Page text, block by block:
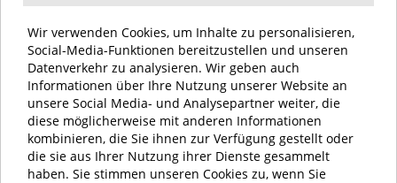
Dienstleistungssektor. Mit Hauptsitz in Japan und
über 70 Niederlassungen weltweit unterstützt die
Toshiba Tec Corporation Organisationen dabei,
neue Wege bei der Erstellung, Aufzeichnung,
Verteilung, Verwaltung und Verbreitung von
Informationen zu gehen.
Die Toshiba Tec Germany Imaging Systems
Wir verwenden Cookies, um Inhalte zu personalisieren,
Social-Media-Funktionen bereitzustellen und unseren
Datenverkehr zu analysieren. Wir geben auch
Informationen über Ihre Nutzung unserer Website an
unsere Social Media- und Analysepartner weiter, die
diese möglicherweise mit anderen Informationen
kombinieren, die Sie ihnen zur Verfügung gestellt oder
die sie aus Ihrer Nutzung ihrer Dienste gesammelt
haben. Sie stimmen unseren Cookies zu, wenn Sie